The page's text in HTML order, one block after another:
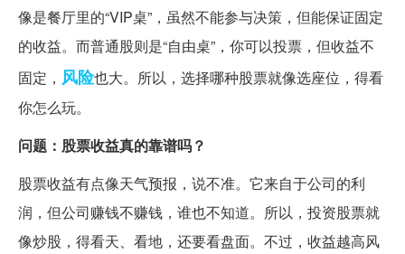
像是餐厅里的“VIP桌”，虽然不能参与决策，但能保证固定
的收益。而普通股则是“自由桌”，你可以投票，但收益不
固定， 风险也大。所以，选择哪种股票就像选座位，得看
你怎么玩。
问题：股票收益真的靠谱吗？
股票收益有点像天气预报，说不准。它来自于公司的利
润，但公司赚钱不赚钱，谁也不知道。所以，投资股票就
像炒股，得看天、看地，还要看盘面。不过，收益越高风